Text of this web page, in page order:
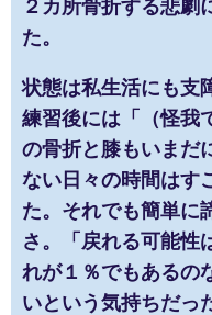
２カ所骨折する悲劇
た。
状態は私生活にも支
練習後には「（怪我
の骨折と膝もいまだ
ない日々の時間はす
た。それでも簡単に
さ。「戻れる可能性
れが１％でもあるの
いという気持ちだっ